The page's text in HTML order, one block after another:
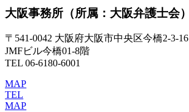
大阪事務所 （所属：大阪弁護士会）
〒541-0042 大阪府大阪市中央区今橋2-3-16
JMFビル今橋01-8階
TEL 06-6180-6001
MAP
TEL
MAP